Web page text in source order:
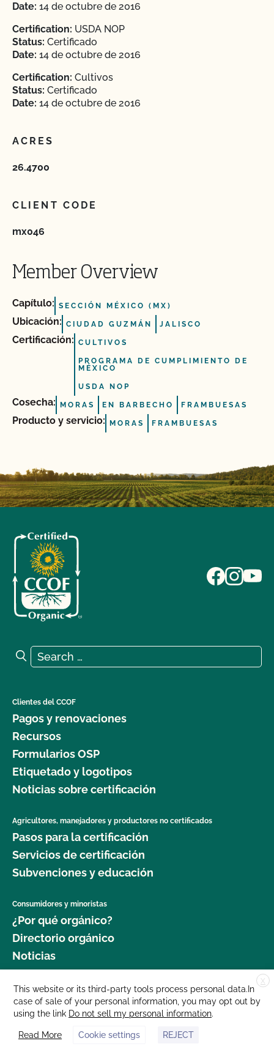
Date: 14 de octubre de 2016
Certification: USDA NOP
Status: Certificado
Date: 14 de octubre de 2016
Certification: Cultivos
Status: Certificado
Date: 14 de octubre de 2016
ACRES
26.4700
CLIENT CODE
mx046
Member Overview
Capítulo: SECCIÓN MÉXICO (MX)
Ubicación: CIUDAD GUZMÁN JALISCO
Certificación: CULTIVOS
PROGRAMA DE CUMPLIMIENTO DE
MÉXICO
USDA NOP
Cosecha: MORAS EN BARBECHO FRAMBUESAS
Producto y servicio: MORAS FRAMBUESAS
Search for:
Search
Clientes del CCOF
Pagos y renovaciones
Recursos
Formularios OSP
Etiquetado y logotipos
Noticias sobre certificación
Agricultores, manejadores y productores no certificados
Pasos para la certificación
Servicios de certificación
Subvenciones y educación
Consumidores y minoristas
¿Por qué orgánico?
Directorio orgánico
Noticias
Donar
Carreras profesionales
Sala de prensa
Contáctenos
X
This website or its third-party tools process personal data.In
case of sale of your personal information, you may opt out by
using the link Do not sell my personal information.
Read More Cookie settings REJECT